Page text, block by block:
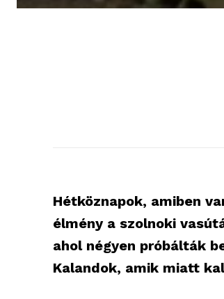
Hétköznapok, amiben
élmény a szolnoki
ahol négyen próbálták
Kalandok, amik miatt